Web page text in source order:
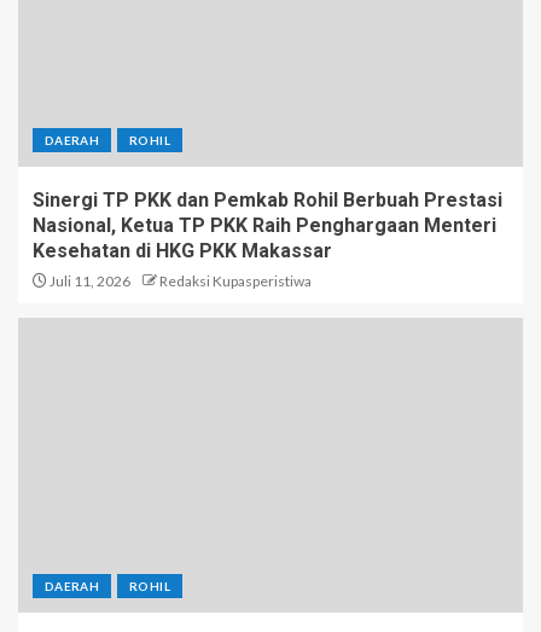
DAERAH ROHIL
Sinergi TP PKK dan Pemkab Rohil Berbuah Prestasi
Nasional, Ketua TP PKK Raih Penghargaan Menteri
Kesehatan di HKG PKK Makassar
Juli 11, 2026 Redaksi Kupasperistiwa
DAERAH ROHIL